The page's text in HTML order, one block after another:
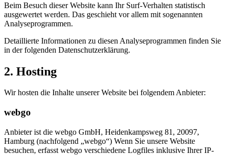
Beim Besuch dieser Website kann Ihr Surf-Verhalten statistisch
ausgewertet werden. Das geschieht vor allem mit sogenannten
Analyseprogrammen.
Detaillierte Informationen zu diesen Analyseprogrammen finden Sie
in der folgenden Datenschutzerklärung.
2. Hosting
Wir hosten die Inhalte unserer Website bei folgendem Anbieter:
webgo
Anbieter ist die webgo GmbH, Heidenkampsweg 81, 20097,
Hamburg (nachfolgend „webgo“) Wenn Sie unsere Website
besuchen, erfasst webgo verschiedene Logfiles inklusive Ihrer IP-